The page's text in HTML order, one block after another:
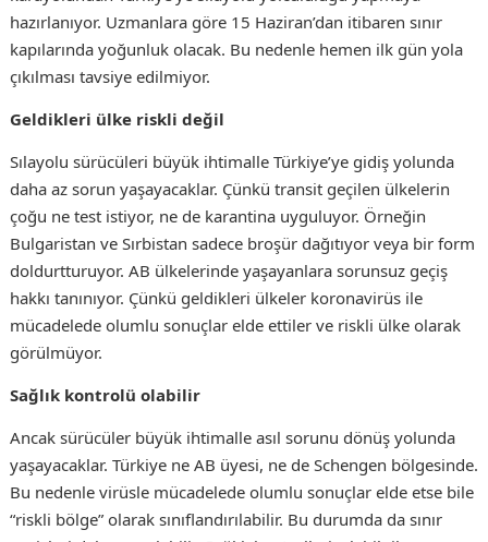
hazırlanıyor. Uzmanlara göre 15 Haziran’dan itibaren sınır
kapılarında yoğunluk olacak. Bu nedenle hemen ilk gün yola
çıkılması tavsiye edilmiyor.
Geldikleri ülke riskli değil
Sılayolu sürücüleri büyük ihtimalle Türkiye’ye gidiş yolunda
daha az sorun yaşayacaklar. Çünkü transit geçilen ülkelerin
çoğu ne test istiyor, ne de karantina uyguluyor. Örneğin
Bulgaristan ve Sırbistan sadece broşür dağıtıyor veya bir form
doldurtturuyor. AB ülkelerinde yaşayanlara sorunsuz geçiş
hakkı tanınıyor. Çünkü geldikleri ülkeler koronavirüs ile
mücadelede olumlu sonuçlar elde ettiler ve riskli ülke olarak
görülmüyor.
Sağlık kontrolü olabilir
Ancak sürücüler büyük ihtimalle asıl sorunu dönüş yolunda
yaşayacaklar. Türkiye ne AB üyesi, ne de Schengen bölgesinde.
Bu nedenle virüsle mücadelede olumlu sonuçlar elde etse bile
“riskli bölge” olarak sınıflandırılabilir. Bu durumda da sınır